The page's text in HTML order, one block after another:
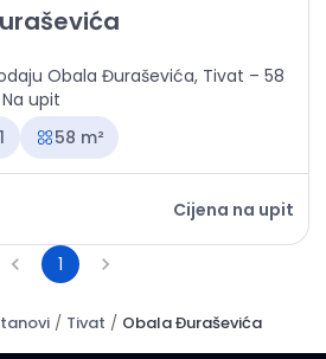
Obala Đuraševića
Obala Đuraševića, Tivat – 58
upit
58 m²
Cijena na upit
1
/ Tivat / Obala Đuraševića